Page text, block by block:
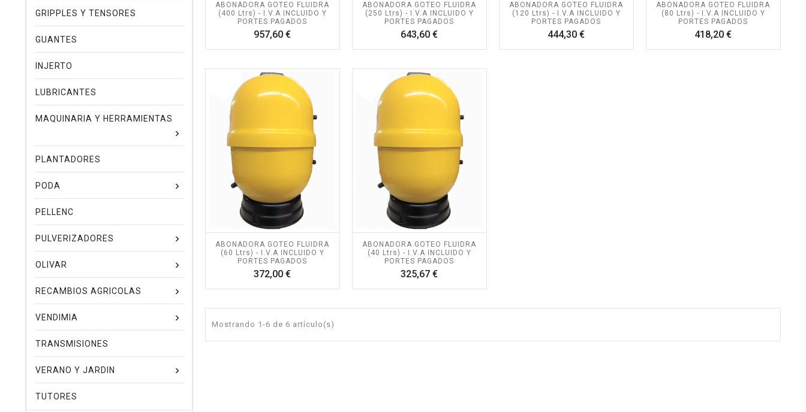
GRIPPLES Y TENSORES
GUANTES
INJERTO
LUBRICANTES
MAQUINARIA Y HERRAMIENTAS
PLANTADORES
PODA
PELLENC
PULVERIZADORES
OLIVAR
RECAMBIOS AGRICOLAS
VENDIMIA
TRANSMISIONES
VERANO Y JARDIN
TUTORES
ABONADORA GOTEO FLUIDRA
(400 Ltrs) - I.V.A INCLUIDO Y
PORTES PAGADOS
957,60 €Precio
ABONADORA GOTEO FLUIDRA
(250 Ltrs) - I.V.A INCLUIDO Y
PORTES PAGADOS
643,60 €Precio
ABONADORA GOTEO FLUIDRA
(120 Ltrs) - I.V.A INCLUIDO Y
PORTES PAGADOS
444,30 €Precio
ABONADORA GOTEO FLUIDRA
(80 Ltrs) - I.V.A INCLUIDO Y
PORTES PAGADOS
418,20 €Precio
ABONADORA GOTEO FLUIDRA
(60 Ltrs) - I.V.A INCLUIDO Y
PORTES PAGADOS
372,00 €Precio
ABONADORA GOTEO FLUIDRA
(40 Ltrs) - I.V.A INCLUIDO Y
PORTES PAGADOS
325,67 €Precio
Mostrando 1-6 de 6 artículo(s)